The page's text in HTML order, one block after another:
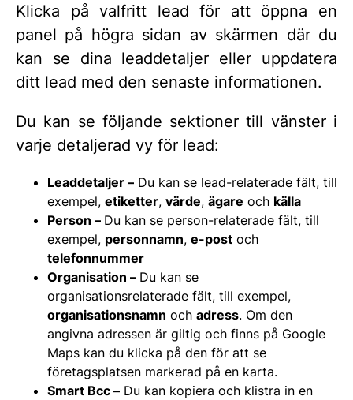
Klicka på valfritt lead för att öppna en
panel på högra sidan av skärmen där du
kan se dina leaddetaljer eller uppdatera
ditt lead med den senaste informationen.
Du kan se följande sektioner till vänster i
varje detaljerad vy för lead:
Leaddetaljer – Du kan se lead-relaterade fält, till
exempel, etiketter, värde, ägare och källa
Person – Du kan se person-relaterade fält, till
exempel, personnamn, e-post och
telefonnummer
Organisation – Du kan se
organisationsrelaterade fält, till exempel,
organisationsnamn och adress. Om den
angivna adressen är giltig och finns på Google
Maps kan du klicka på den för att se
företagsplatsen markerad på en karta.
Smart Bcc – Du kan kopiera och klistra in en